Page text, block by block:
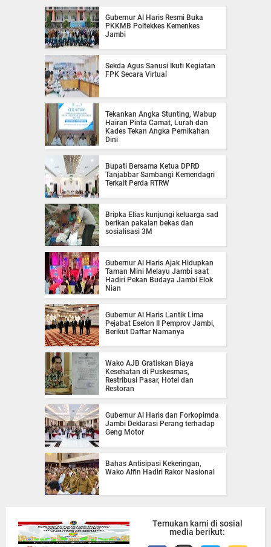
Gubernur Al Haris Resmi Buka
PKKMB Poltekkes Kemenkes
Jambi
Sekda Agus Sanusi Ikuti Kegiatan
FPK Secara Virtual
Tekankan Angka Stunting, Wabup
Hairan Pinta Camat, Lurah dan
Kades Tekan Angka Pernikahan
Dini
Bupati Bersama Ketua DPRD
Tanjabbar Sambangi Kemendagri
Terkait Perda RTRW
Bripka Elias kunjungi keluarga sad
berikan pakaian bekas dan
sosialisasi 3M
Gubernur Al Haris Ajak Hidupkan
Taman Mini Melayu Jambi saat
Hadiri Pekan Budaya Jambi Elok
Nian
Gubernur Al Haris Lantik Lima
Pejabat Eselon II Pemprov Jambi,
Berikut Daftar Namanya
Wako AJB Gratiskan Biaya
Kesehatan di Puskesmas,
Restribusi Pasar, Hotel dan
Restoran
Gubernur Al Haris dan Forkopimda
Jambi Deklarasi Perang terhadap
Geng Motor
Bahas Antisipasi Kekeringan,
Wako Alfin Hadiri Rakor Nasional
Temukan kami di sosial
media berikut: